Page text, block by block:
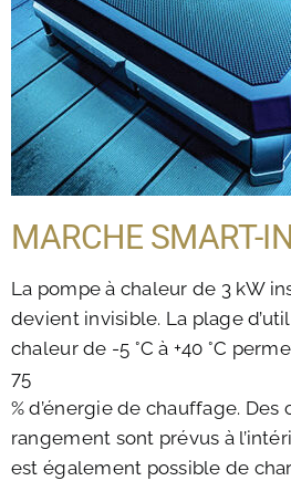
MARCHE SMART-IN
La pompe à chaleur de 3 kW
devient invisible. La plage
chaleur de -5 °C à +40 °C
75
% d’énergie de chauffage.
rangement sont prévus à
est également possible de